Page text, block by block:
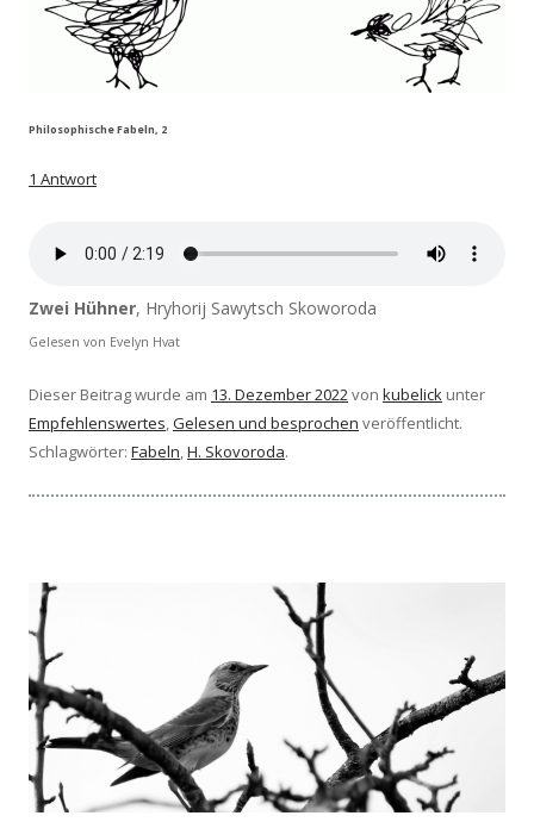
Philosophische Fabeln, 2
1 Antwort
Zwei Hühner, Hryhorij Sawytsch Skoworoda
Gelesen von Evelyn Hvat
Dieser Beitrag wurde am 13. Dezember 2022von kubelick unter
Empfehlenswertes,Gelesen und besprochen veröffentlicht.
Schlagwörter: Fabeln,H. Skovoroda.